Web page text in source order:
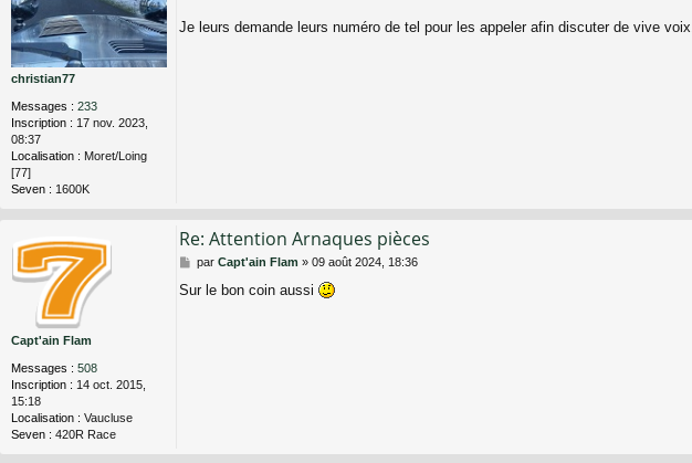
christian77
Messages : 233
Inscription : 17 nov. 2023,
08:37
Localisation : Moret/Loing
[77]
Seven : 1600K
a
Je leurs demande leurs numéro de tel pour les appeler afin discuter de vive
Capt'ain Flam
Messages : 508
Inscription : 14 oct. 2015,
15:18
Localisation : Vaucluse
Seven : 420R Race
Re: Attention Arnaques pièces
M
s
par Capt'ain Flam » 09 août 2024, 18:36
Sur le bon coin aussi